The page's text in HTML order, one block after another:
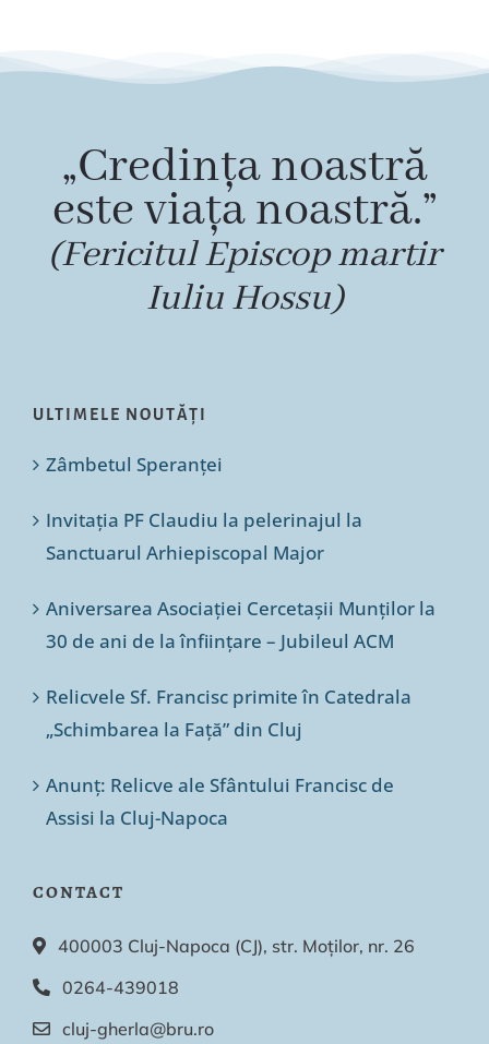
„Credința noastră
este viața noastră.”
(Fericitul Episcop martir
Iuliu Hossu)
ULTIMELE NOUTĂȚI
Zâmbetul Speranței
Invitația PF Claudiu la pelerinajul la
Sanctuarul Arhiepiscopal Major
Aniversarea Asociației Cercetașii Munților la
30 de ani de la înființare – Jubileul ACM
Relicvele Sf. Francisc primite în Catedrala
„Schimbarea la Față” din Cluj
Anunț: Relicve ale Sfântului Francisc de
Assisi la Cluj-Napoca
CONTACT
400003 Cluj-Napoca (CJ), str. Moților, nr. 26
0264-439018
cluj-gherla@bru.ro